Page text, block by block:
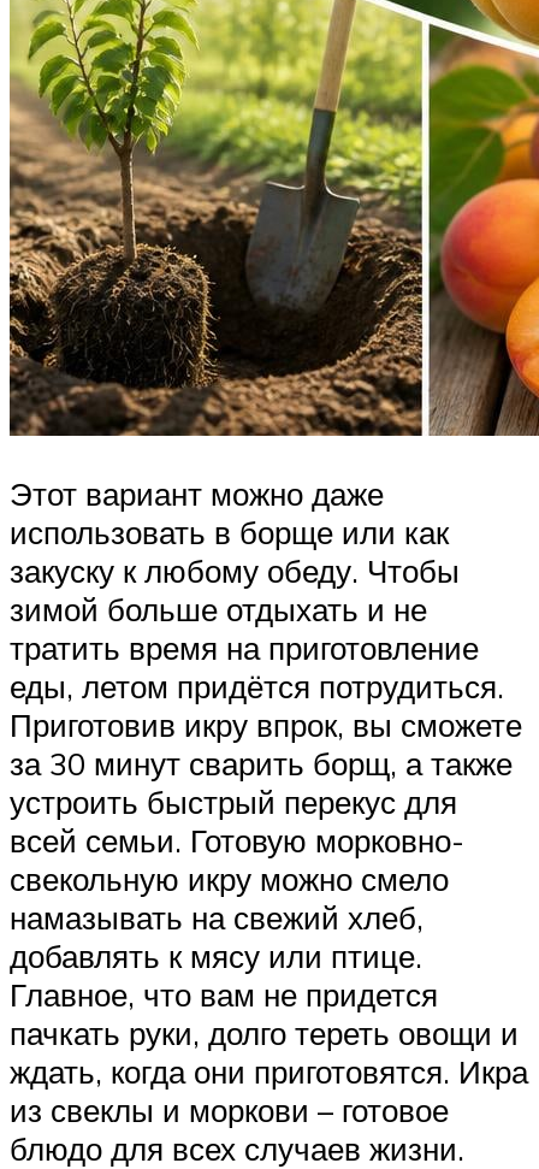
Этот вариант можно даже
использовать в борще или как
закуску к любому обеду. Чтобы
зимой больше отдыхать и не
тратить время на приготовление
еды, летом придётся потрудиться.
Приготовив икру впрок, вы сможете
за 30 минут сварить борщ, а также
устроить быстрый перекус для
всей семьи. Готовую морковно-
свекольную икру можно смело
намазывать на свежий хлеб,
добавлять к мясу или птице.
Главное, что вам не придется
пачкать руки, долго тереть овощи и
ждать, когда они приготовятся. Икра
из свеклы и моркови – готовое
блюдо для всех случаев жизни.